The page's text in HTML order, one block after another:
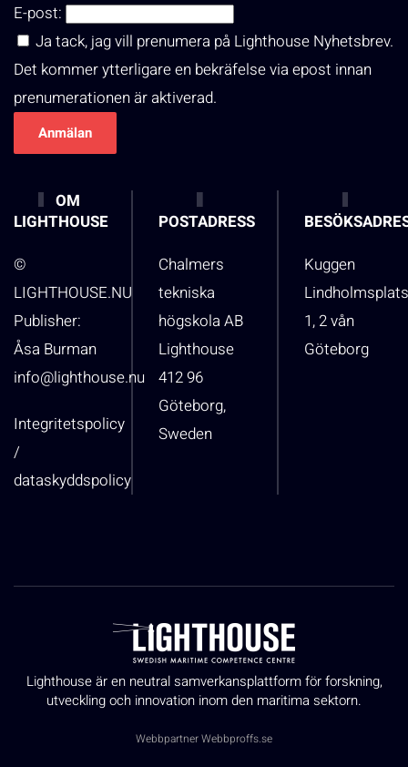
E-post:
Ja tack, jag vill prenumera på Lighthouse Nyhetsbrev.
Det kommer ytterligare en bekräfelse via epost innan
prenumerationen är aktiverad.
OM
LIGHTHOUSE
©
LIGHTHOUSE.NU
Publisher:
Åsa Burman
info@lighthouse.nu
Integritetspolicy
/
dataskyddspolicy
POSTADRESS
Chalmers
tekniska
högskola AB
Lighthouse
412 96
Göteborg,
Sweden
Kuggen
1, 2 vån
Göteborg
Lighthouse är en neutral samverkansplattform för forskning,
utveckling och innovation inom den maritima sektorn.
WebbpartnerWebbproffs.se